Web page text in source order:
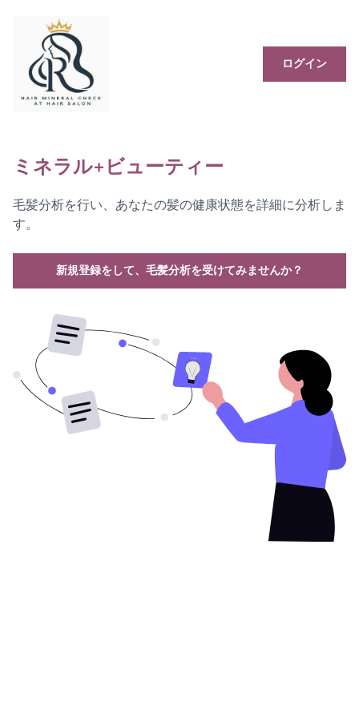
ログイン
ミネラル+ビューティー
毛髪分析を行い、あなたの髪の健康状態を詳細に分析しま
す。
新規登録をして、毛髪分析を受けてみませんか？